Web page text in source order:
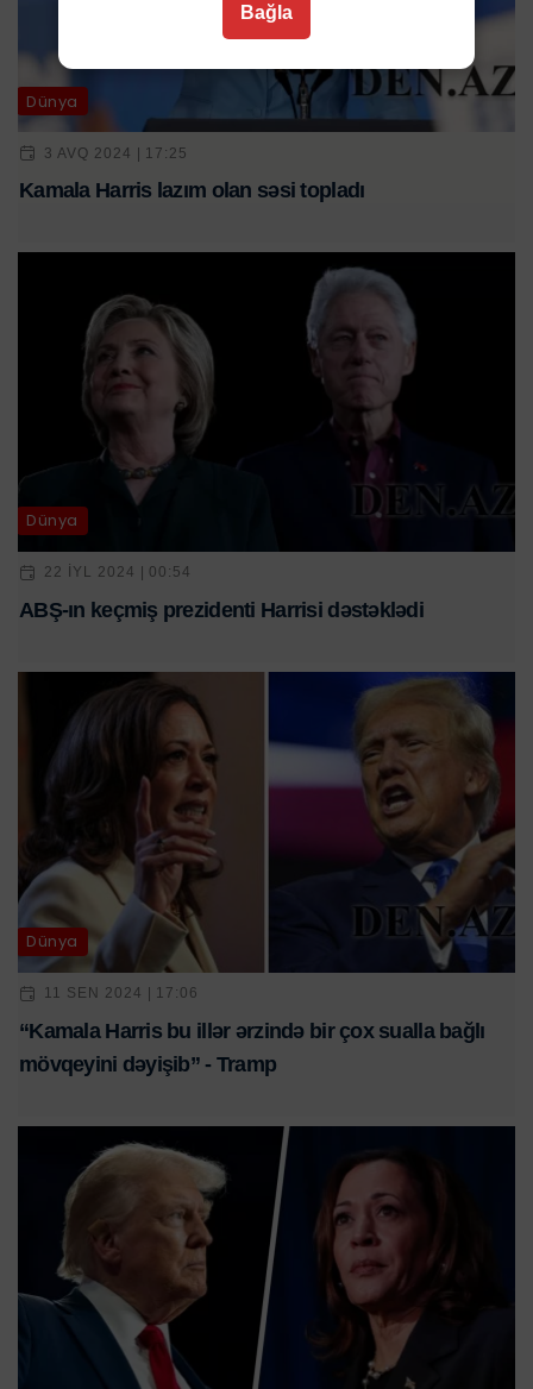
Dünya
3 AVQ 2024 | 17:25
Kamala Harris lazım olan səsi topladı
Dünya
22 IYL 2024 | 00:54
ABŞ-ın keçmiş prezidenti Harrisi dəstəklədi
Dünya
11 SEN 2024 | 17:06
“Kamala Harris bu illər ərzində bir çox sualla bağlı
mövqeyini dəyişib” - Tramp
Bağla